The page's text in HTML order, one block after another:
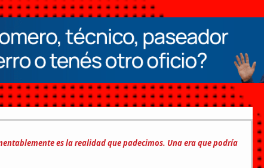
es la realidad que padecimos. Una era que podría